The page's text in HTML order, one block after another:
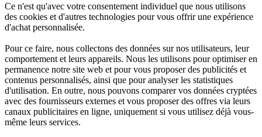
Ce n'est qu'avec votre consentement individuel que nous utilisons
des cookies et d'autres technologies pour vous offrir une expérience
d'achat personnalisée.
Pour ce faire, nous collectons des données sur nos utilisateurs, leur
comportement et leurs appareils. Nous les utilisons pour optimiser en
permanence notre site web et pour vous proposer des publicités et
contenus personnalisés, ainsi que pour analyser les statistiques
d'utilisation. En outre, nous pouvons comparer vos données cryptées
avec des fournisseurs externes et vous proposer des offres via leurs
canaux publicitaires en ligne, uniquement si vous utilisez déjà vous-
même leurs services.